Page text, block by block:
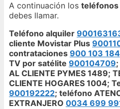
A continuación los teléfonos
debes llamar.
Teléfono alquiler
cliente Movistar Plus
contrataciones 900 103 184
TV por satélite 900104709
AL CLIENTE PYMES 1489;
CLIENTE HOGARES 1004;
900192222; teléfono
EXTRANJERO 0034 699